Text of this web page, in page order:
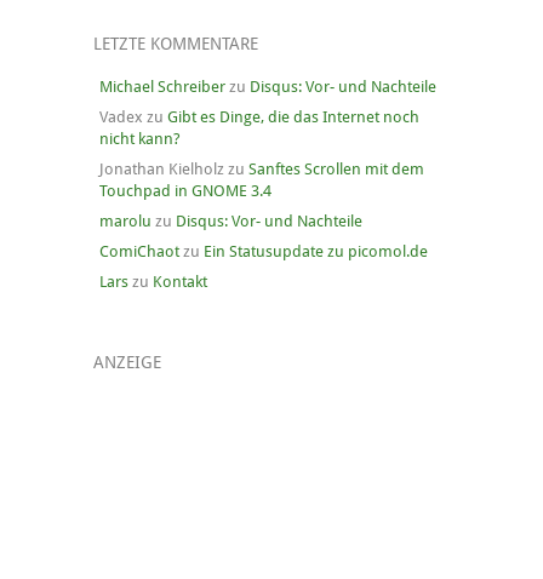
LETZTE KOMMENTARE
Michael Schreiberzu Disqus: Vor- und Nachteile
Vadex zu Gibt es Dinge, die das Internet noch
nicht kann?
Jonathan Kielholz zu Sanftes Scrollen mit dem
Touchpad in GNOME 3.4
marolu zu Disqus: Vor- und Nachteile
ComiChaotzu Ein Statusupdate zu picomol.de
Larszu Kontakt
ANZEIGE